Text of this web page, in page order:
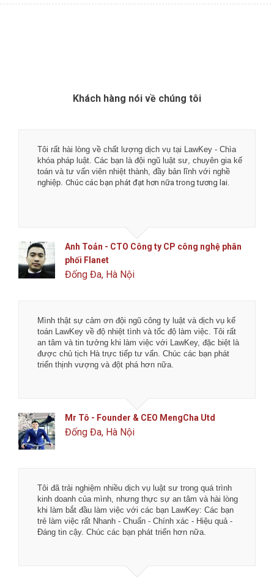
Khách hàng nói về chúng tôi
Tôi rất hài lòng về chất lượng dịch vụ tại LawKey - Chìa
khóa pháp luật. Các bạn là đội ngũ luật sư, chuyên gia kế
toán và tư vấn viên nhiệt thành, đầy bản lĩnh với nghề
nghiệp.Chúc các bạn phát đạt hơn nữa trong tương lai.
Anh Toản - CTO Công ty CP công nghệ phân
phối Flanet
Đống Đa, Hà Nội
Mình thật sự cảm ơn đội ngũ công ty luật và dịch vụ kế
toán LawKey về độ nhiệt tình và tốc độ làm việc. Tôi rất
an tâm và tin tưởng khi làm việc với LawKey, đặc biệt là
được chủ tịch Hà trực tiếp tư vấn. Chúc các bạn phát
triển thịnh vượng và đột phá hơn nữa.
Mr Tô - Founder & CEO MengCha Utd
Đống Đa, Hà Nội
Tôi đã trải nghiệm nhiều dịch vụ luật sư trong quá trình
kinh doanh của mình, nhưng thực sự an tâm và hài lòng
khi làm bắt đầu làm việc với các bạn LawKey: Các bạn
trẻ làm việc rất Nhanh - Chuẩn - Chính xác - Hiệu quả -
Đáng tin cậy. Chúc các bạn phát triển hơn nữa.